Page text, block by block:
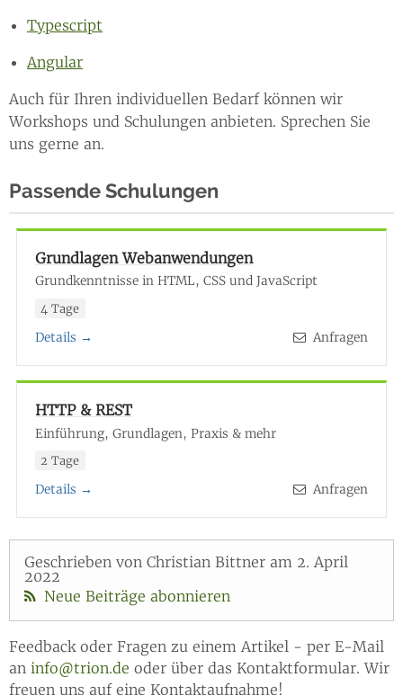
Typescript
Angular
Auch für Ihren individuellen Bedarf können wir
Workshops und Schulungen anbieten. Sprechen Sie
uns gerne an.
Passende Schulungen
Grundlagen Webanwendungen
Grundkenntnisse in HTML, CSS und JavaScript
4 Tage
Details →
Anfragen
HTTP & REST
Einführung, Grundlagen, Praxis & mehr
2 Tage
Details →
Anfragen
Geschrieben von Christian Bittner am 2. April
2022
Neue Beiträge abonnieren
Feedback oder Fragen zu einem Artikel - per E-Mail
an info@trion.de oder über das Kontaktformular. Wir
freuen uns auf eine Kontaktaufnahme!